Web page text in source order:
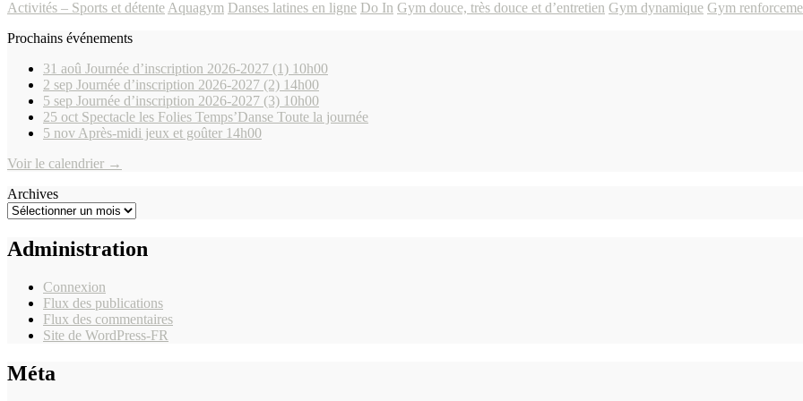
Activités – Sports et détente Aquagym Danses latines en ligne Do In Gym douce, très douce et d’entretien Gym dynamique Gym
Prochains événements
31 aoû Journée d’inscription 2026-2027 (1) 10h00
2 sep Journée d’inscription 2026-2027 (2) 14h00
5 sep Journée d’inscription 2026-2027 (3) 10h00
25 oct Spectacle les Folies Temps’Danse Toute la journée
5 nov Après-midi jeux et goûter 14h00
Voir le calendrier →
Archives
Administration
Connexion
Flux des publications
Flux des commentaires
Site de WordPress-FR
Méta